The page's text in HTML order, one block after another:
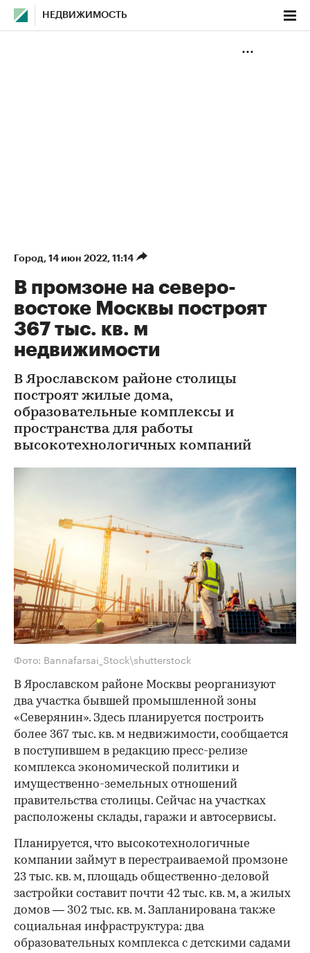
НЕДВИЖИМОСТЬ
Город⁠, 14 июн 2022, 11:14
В промзоне на северо-
востоке Москвы построят
367 тыс. кв. м
недвижимости
В Ярославском районе столицы
построят жилые дома,
образовательные комплексы и
пространства для работы
высокотехнологичных компаний
Фото: Bannafarsai_Stock\shutterstock
В Ярославском районе Москвы реорганизуют
два участка бывшей промышленной зоны
«Северянин». Здесь планируется построить
более 367 тыс. кв. м недвижимости, сообщается
в поступившем в редакцию пресс-релизе
комплекса экономической политики и
имущественно-земельных отношений
правительства столицы. Сейчас на участках
расположены склады, гаражи и автосервисы.
Планируется, что высокотехнологичные
компании займут в перестраиваемой промзоне
23 тыс. кв. м, площадь общественно-деловой
застройки составит почти 42 тыс. кв. м, а жилых
домов — 302 тыс. кв. м. Запланирована также
социальная инфраструктура: два
образовательных комплекса с детскими садами